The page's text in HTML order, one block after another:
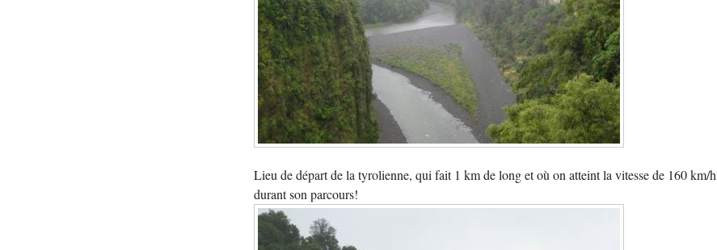
Lieu de départ de la tyrolienne, qui fait 1 km de long et où on atteint la vitesse de 160 km/h
durant son parcours!